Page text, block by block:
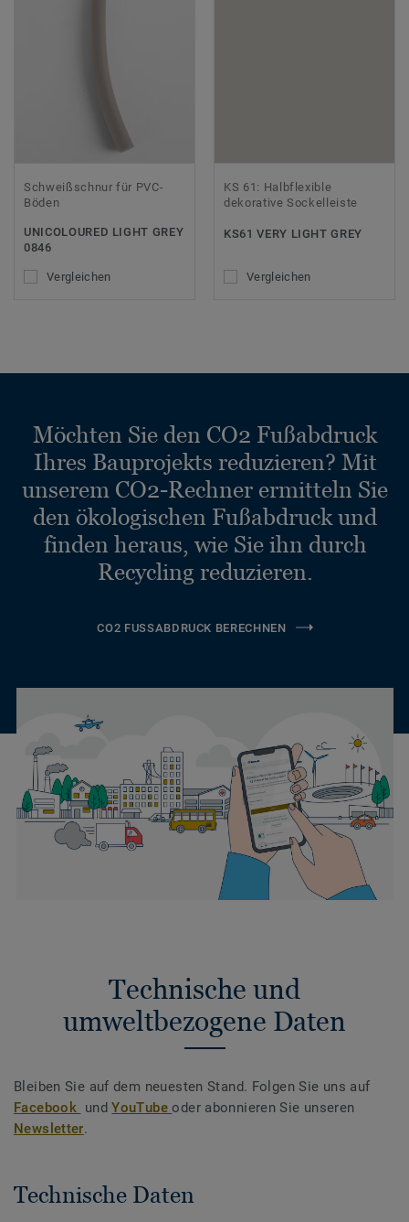
Schweißschnur für PVC-
Böden
UNICOLOURED LIGHT GREY
0846
Vergleichen
KS 61: Halbflexible
dekorative Sockelleiste
KS61 VERY LIGHT GREY
Vergleichen
Möchten Sie den CO2 Fußabdruck
Ihres Bauprojekts reduzieren? Mit
unserem CO2-Rechner ermitteln Sie
den ökologischen Fußabdruck und
finden heraus, wie Sie ihn durch
Recycling reduzieren.
CO2 FUSSABDRUCK BERECHNEN
Technische und
umweltbezogene Daten
Bleiben Sie auf dem neuesten Stand. Folgen Sie uns auf
Facebook undYouTubeoder abonnieren Sie unseren
Newsletter.
Technische Daten